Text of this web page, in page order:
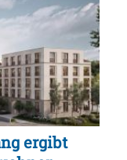
ergibt